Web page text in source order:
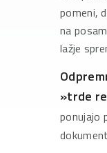
pomeni,
na
lažje
»trde
ponujajo